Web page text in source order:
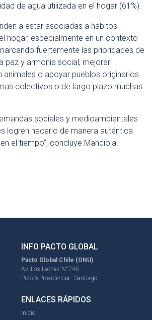
de agua utilizada en el hogar (61%).
a estar asociadas a hábitos
hogar, especialmente en un contexto
fuertemente las prioridades de
paz y armonía social, mejorar
animales o apoyar pueblos originarios
colectivos o de largo plazo muchas
sociales y medioambientales
logren hacerlo de manera auténtica
el tiempo”, concluye Mandiola.
INFO PACTO GLOBAL
Pacto Global Chile (ONU)
Av. Los Leones N°745
Piso 6 Providencia - Santiago
ENLACES RÁPIDOS
Inicio